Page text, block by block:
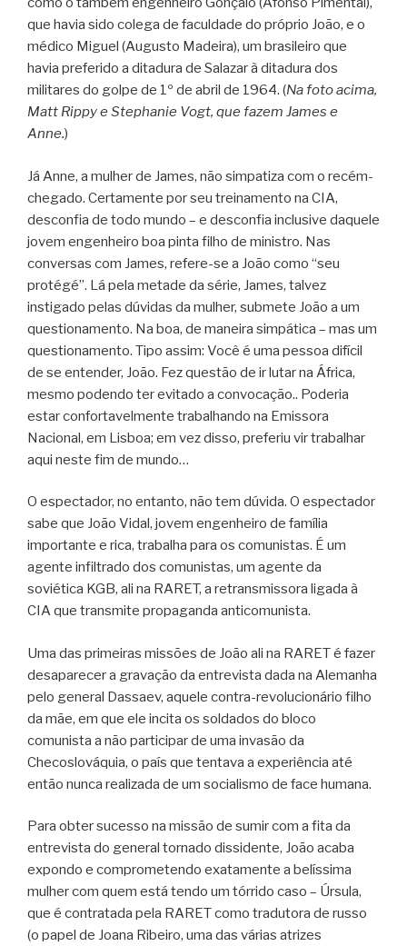
que havia sido colega de faculdade do próprio João, e o
médico Miguel (Augusto Madeira), um brasileiro que
havia preferido a ditadura de Salazar à ditadura dos
militares do golpe de 1º de abril de 1964. (Na foto acima,
Matt Rippy e Stephanie Vogt, que fazem James e
Anne.)
Já Anne, a mulher de James, não simpatiza com o recém-
chegado. Certamente por seu treinamento na CIA,
desconfia de todo mundo – e desconfia inclusive daquele
jovem engenheiro boa pinta filho de ministro. Nas
conversas com James, refere-se a João como “seu
protégé”. Lá pela metade da série, James, talvez
instigado pelas dúvidas da mulher, submete João a um
questionamento. Na boa, de maneira simpática – mas um
questionamento. Tipo assim: Você é uma pessoa difícil
de se entender, João. Fez questão de ir lutar na África,
mesmo podendo ter evitado a convocação.. Poderia
estar confortavelmente trabalhando na Emissora
Nacional, em Lisboa; em vez disso, preferiu vir trabalhar
aqui neste fim de mundo…
O espectador, no entanto, não tem dúvida. O espectador
sabe que João Vidal, jovem engenheiro de família
importante e rica, trabalha para os comunistas. É um
agente infiltrado dos comunistas, um agente da
soviética KGB, ali na RARET, a retransmissora ligada à
CIA que transmite propaganda anticomunista.
Uma das primeiras missões de João ali na RARET é fazer
desaparecer a gravação da entrevista dada na Alemanha
pelo general Dassaev, aquele contra-revolucionário filho
da mãe, em que ele incita os soldados do bloco
comunista a não participar de uma invasão da
Checoslováquia, o país que tentava a experiência até
então nunca realizada de um socialismo de face humana.
Para obter sucesso na missão de sumir com a fita da
entrevista do general tornado dissidente, João acaba
expondo e comprometendo exatamente a belíssima
mulher com quem está tendo um tórrido caso – Úrsula,
que é contratada pela RARET como tradutora de russo
(o papel de Joana Ribeiro, uma das várias atrizes